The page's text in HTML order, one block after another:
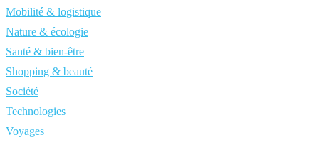
Mobilité & logistique
Nature & écologie
Santé & bien-être
Shopping & beauté
Société
Technologies
Voyages